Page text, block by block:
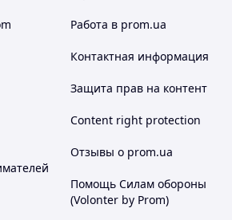
КИРПИЧНО-
Работа в prom.ua
Контактная информация
Защита прав на контент
Content right protection
Отзывы о prom.ua
Помощь Силам обороны
(Volonter by Prom)